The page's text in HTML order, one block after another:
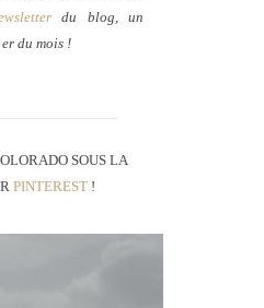
du blog, un
du mois !
SOUS LA
PINTEREST !